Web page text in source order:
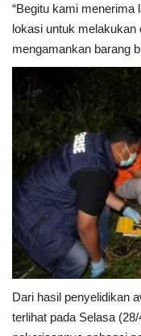
“Begitu kami menerima
lokasi untuk melakukan
mengamankan barang
Dari hasil penyelidikan
terlihat pada Selasa